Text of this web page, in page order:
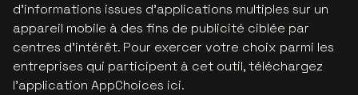
d’informations issues d'applications multiples sur un
appareil mobile à des fins de publicité ciblée par
centres d’intérêt. Pour exercer votre choix parmi les
entreprises qui participent à cet outil, téléchargez
l'application AppChoices ici.